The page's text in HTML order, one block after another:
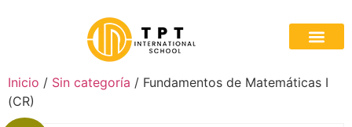
Inicio / Sin categoría / Fundamentos de Matemáticas I
(CR)